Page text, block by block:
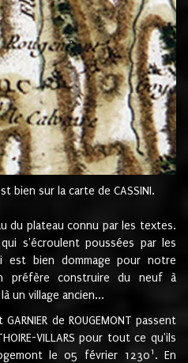
bien sur la carte de CASSINI.
du plateau connu par les textes.
s'écroulent poussées par les
est bien dommage pour notre
préfère construire du neuf à
un village ancien...
de ROUGEMONT passent
VILLARS pour tout ce qu'ils
le 05 février 12301 . En